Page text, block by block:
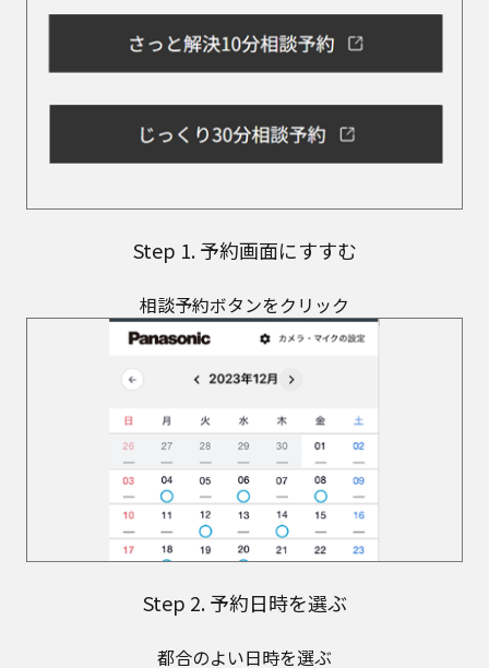
Step 1. 予約画面にすすむ
相談予約ボタンをクリック
Step 2. 予約日時を選ぶ
都合のよい日時を選ぶ